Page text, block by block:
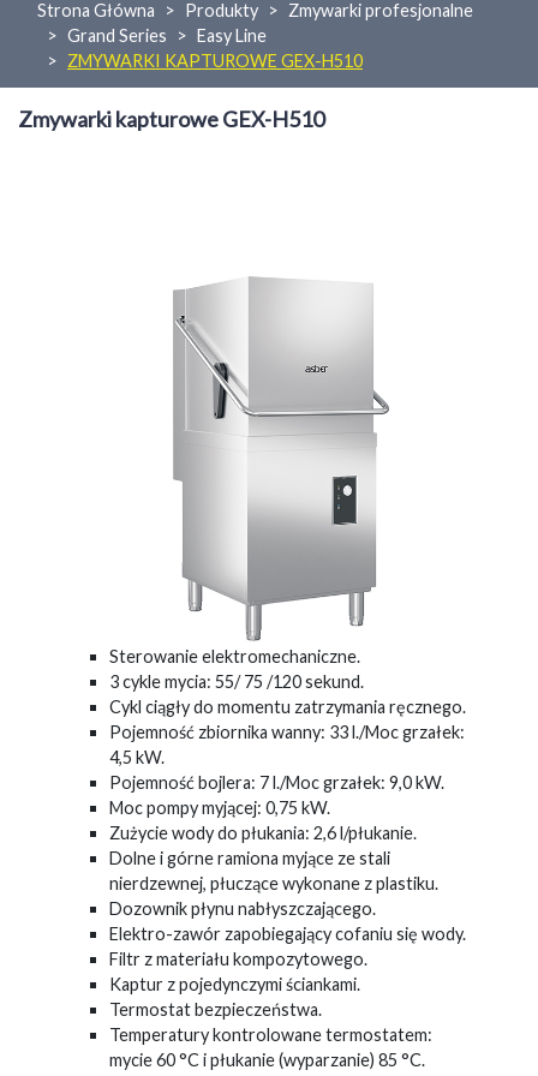
Strona Główna Produkty
Zmywarki profesjonalne
Grand Series
Easy Line
ZMYWARKI KAPTUROWE GEX-H510
Zmywarki kapturowe GEX-H510
Sterowanie elektromechaniczne.
3 cykle mycia: 55/ 75 /120 sekund.
Cykl ciągły do momentu zatrzymania ręcznego.
Pojemność zbiornika wanny: 33 l./Moc grzałek:
4,5 kW.
Pojemność bojlera: 7 l./Moc grzałek: 9,0 kW.
Moc pompy myjącej: 0,75 kW.
Zużycie wody do płukania: 2,6 l/płukanie.
Dolne i górne ramiona myjące ze stali
nierdzewnej, płuczące wykonane z plastiku.
Dozownik płynu nabłyszczającego.
Elektro-zawór zapobiegający cofaniu się wody.
Filtr z materiału kompozytowego.
Kaptur z pojedynczymi ściankami.
Termostat bezpieczeństwa.
Temperatury kontrolowane termostatem:
mycie 60 °C i płukanie (wyparzanie) 85 °C.